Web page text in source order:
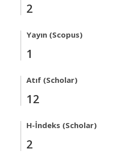
2
Yayın (Scopus)
1
Atıf (Scholar)
12
H-İndeks (Scholar)
2